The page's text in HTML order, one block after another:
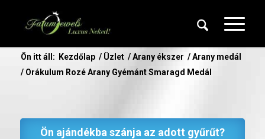
Ön itt áll: Kezdőlap / Üzlet / Arany ékszer / Arany medál
/ Orákulum Rozé Arany Gyémánt Smaragd Medál
Ön ajándékba szánja az adott gyűrűt?